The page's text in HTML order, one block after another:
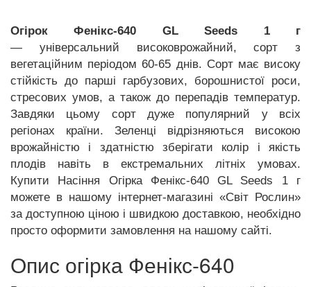
Огірок Фенікс-640 GL Seeds 1 г
— універсальний високоврожайний, сорт з
вегетаційним періодом 60-65 днів. Сорт має високу
стійкість до парші гарбузових, борошнистої роси,
стресових умов, а також до перепадів температур.
Завдяки цьому сорт дуже популярний у всіх
регіонах країни. Зеленці відрізняються високою
врожайністю і здатністю зберігати колір і якість
плодів навіть в екстремальних літніх умовах.
Купити Насіння Огірка Фенікс-640 GL Seeds 1 г
можете в нашому інтернет-магазині «Світ Рослин»
за доступною ціною і швидкою доставкою, необхідно
просто оформити замовлення на нашому сайті.
Опис огірка Фенікс-640